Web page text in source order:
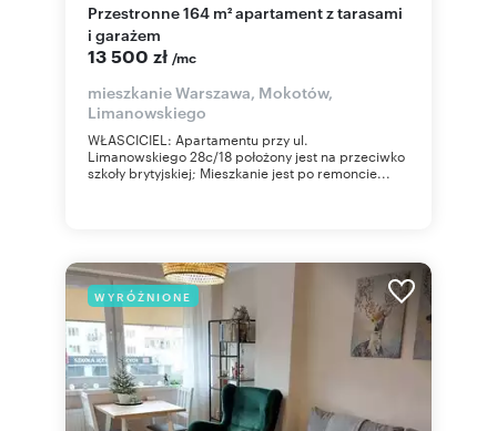
Przestronne 164 m² apartament z tarasami
i garażem
13 500 zł /mc
mieszkanie Warszawa, Mokotów,
Limanowskiego
WŁASCICIEL: Apartamentu przy ul.
Limanowskiego 28c/18 położony jest na przeciwko
szkoły brytyjskiej; Mieszkanie jest po remoncie...
WYRÓŻNIONE